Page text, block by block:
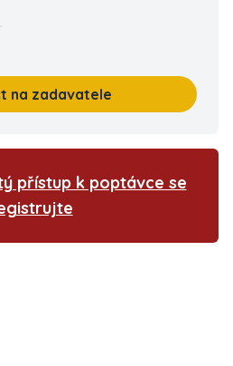
na zadavatele
přístup k poptávce se